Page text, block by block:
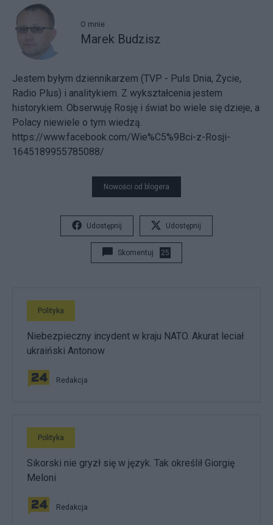
O mnie
Marek Budzisz
Jestem byłym dziennikarzem (TVP - Puls Dnia, Życie,
Radio Plus) i analitykiem. Z wykształcenia jestem
historykiem. Obserwuję Rosję i świat bo wiele się dzieje, a
Polacy niewiele o tym wiedzą.
https://www.facebook.com/Wie%C5%9Bci-z-Rosji-
1645189955785088/
Nowości od blogera
Udostępnij Udostępnij
Skomentuj 25
Polityka
Niebezpieczny incydent w kraju NATO. Akurat leciał
ukraiński Antonow
Redakcja
Polityka
Sikorski nie gryzł się w język. Tak określił Giorgię
Meloni
Redakcja